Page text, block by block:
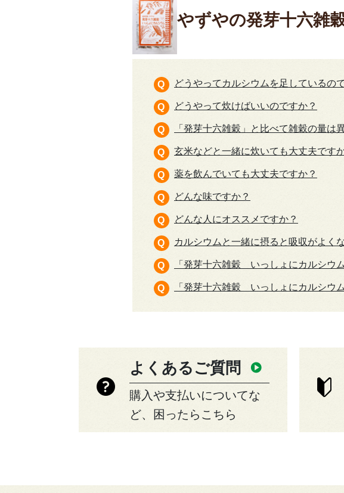
やずやの発芽十六雑
どうやってカルシウムを足しているの
どうやって炊けばいいのですか？
「発芽十六雑穀」と比べて雑穀の量は
玄米などと一緒に炊いても大丈夫です
薬を飲んでいても大丈夫ですか？
どんな味ですか？
どんな人にオススメですか？
カルシウムと一緒に摂ると吸収がよく
「発芽十六雑穀 いっしょにカルシウ
「発芽十六雑穀 いっしょにカルシウ
よくあるご質問
購入や支払いについてな
ど、困ったらこちら